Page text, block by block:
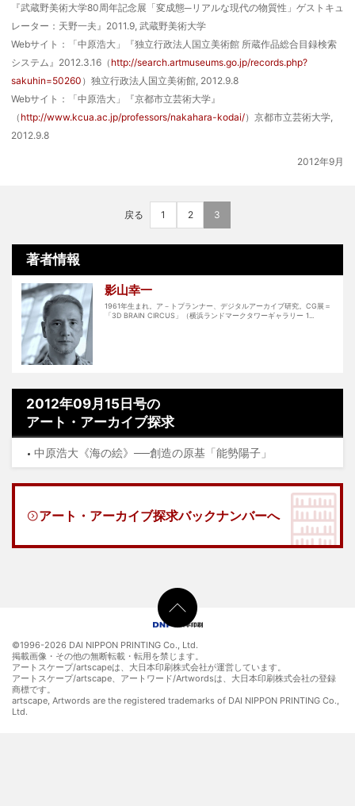
『武蔵野美術大学80周年記念展「変成態─リアルな現代の物質性」ゲストキュ
レーター：天野一夫』2011.9, 武蔵野美術大学
Webサイト：「中原浩大」『独立行政法人国立美術館 所蔵作品総合目録検索
システム』2012.3.16（ http://search.artmuseums.go.jp/records.php?
sakuhin=50260 ）独立行政法人国立美術館, 2012.9.8
Webサイト：「中原浩大」『京都市立芸術大学』
（ http://www.kcua.ac.jp/professors/nakahara-kodai/）京都市立芸術大学,
2012.9.8
2012年9月
戻る 1 2 3
著者情報
影山幸一
1961年生まれ。ア－トプランナー、デジタルアーカイブ研究。CG展＝
「3D BRAIN CIRCUS」（横浜ランドマークタワーギャラリー 1...
2012年09月15日号の
アート・アーカイブ探求
中原浩大《海の絵》──創造の原基「能勢陽子」
アート・アーカイブ探求バックナンバーへ
©1996-2026 DAI NIPPON PRINTING Co., Ltd.
掲載画像・その他の無断転載・転用を禁じます。
アートスケープ/artscapeは、大日本印刷株式会社が運営しています。
アートスケープ/artscape、アートワード/Artwordsは、大日本印刷株式会社の登録
商標です。
artscape, Artwords are the registered trademarks of DAI NIPPON PRINTING Co.,
Ltd.